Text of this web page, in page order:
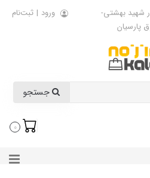
شهید بهشتی-
پارسیان
ورود | ثبت‌نام
0